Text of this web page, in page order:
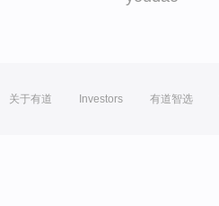
关于有道 Investors 有道智选